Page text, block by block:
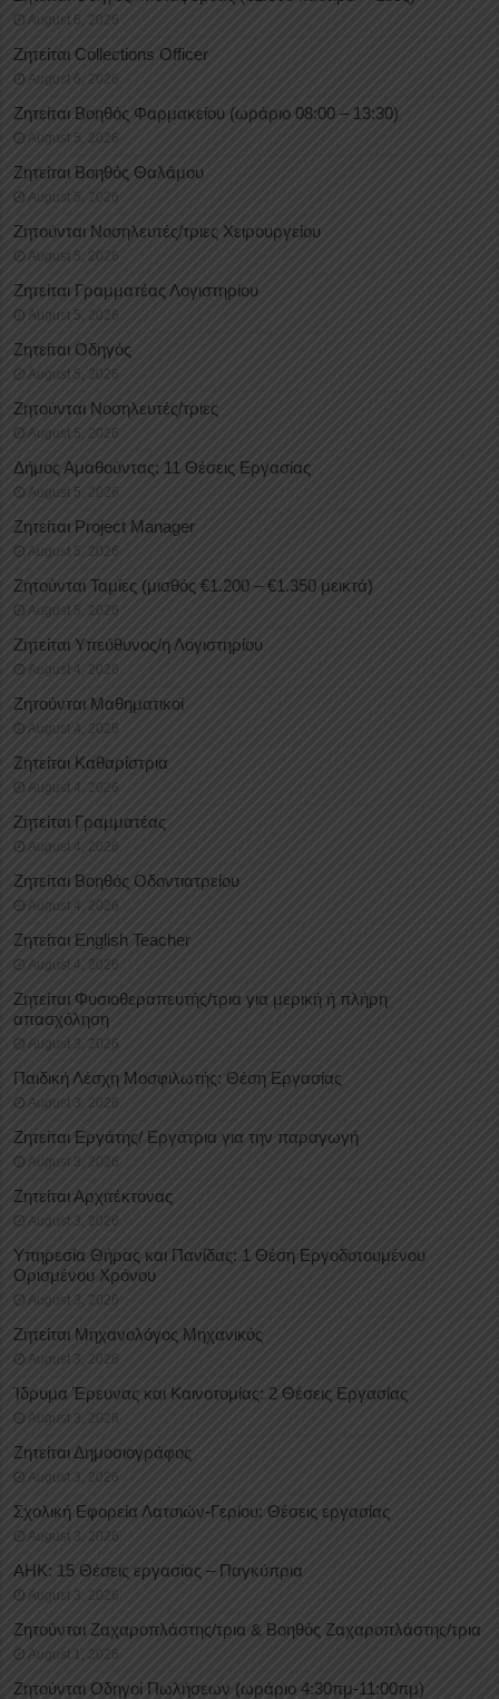
August 6, 2026
Ζητείται Collections Officer
August 6, 2026
Ζητείται Βοηθός Φαρμακείου (ωράριο 08:00 – 13:30)
August 5, 2026
Ζητείται Βοηθός Θαλάμου
August 5, 2026
Ζητούνται Νοσηλευτές/τριες Χειρουργείου
August 5, 2026
Ζητείται Γραμματέας Λογιστηρίου
August 5, 2026
Ζητείται Οδηγός
August 5, 2026
Ζητούνται Νοσηλευτές/τριες
August 5, 2026
Δήμος Αμαθούντας: 11 Θέσεις Εργασίας
August 5, 2026
Ζητείται Project Manager
August 5, 2026
Ζητούνται Ταμίες (μισθός €1.200 – €1.350 μεικτά)
August 5, 2026
Ζητείται Υπεύθυνος/η Λογιστηρίου
August 4, 2026
Ζητούνται Μαθηματικοί
August 4, 2026
Ζητείται Καθαρίστρια
August 4, 2026
Ζητείται Γραμματέας
August 4, 2026
Ζητείται Βοηθός Οδοντιατρείου
August 4, 2026
Ζητείται English Teacher
August 4, 2026
Ζητείται Φυσιοθεραπευτής/τρια για μερική ή πλήρη
απασχόληση
August 3, 2026
Παιδική Λέσχη Μοσφιλωτής: Θέση Εργασίας
August 3, 2026
Ζητείται Εργάτης/ Εργάτρια για την παραγωγή
August 3, 2026
Ζητείται Αρχιτέκτονας
August 3, 2026
Υπηρεσία Θήρας και Πανίδας: 1 Θέση Eργοδοτουμένου
Oρισμένου Xρόνου
August 3, 2026
Ζητείται Μηχανολόγος Μηχανικός
August 3, 2026
Ίδρυμα Έρευνας και Καινοτομίας: 2 Θέσεις Εργασίας
August 3, 2026
Ζητείται Δημοσιογράφος
August 3, 2026
Σχολική Εφορεία Λατσιών-Γερίου: Θέσεις εργασίας
August 3, 2026
ΑΗΚ: 15 Θέσεις εργασίας – Παγκύπρια
August 3, 2026
Ζητούνται Ζαχαροπλάστης/τρια & Βοηθός Ζαχαροπλάστης/τρια
August 1, 2026
Ζητούνται Οδηγοί Πωλήσεων (ωράριο 4:30πμ-11:00πμ)